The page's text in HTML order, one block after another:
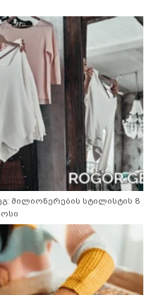
მილიონერების სტილისტის 8